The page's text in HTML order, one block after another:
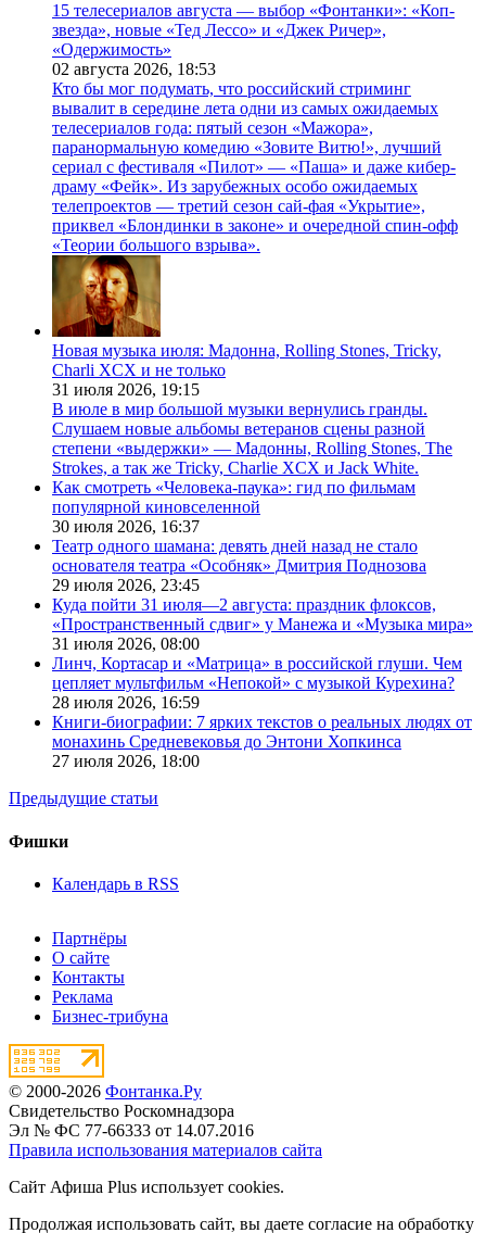
15 телесериалов августа — выбор «Фонтанки»: «Коп-
звезда», новые «Тед Лессо» и «Джек Ричер»,
«Одержимость»
02 августа 2026, 18:53
Кто бы мог подумать, что российский стриминг
вывалит в середине лета одни из самых ожидаемых
телесериалов года: пятый сезон «Мажора»,
паранормальную комедию «Зовите Витю!», лучший
сериал с фестиваля «Пилот» — «Паша» и даже кибер-
драму «Фейк». Из зарубежных особо ожидаемых
телепроектов — третий сезон сай-фая «Укрытие»,
приквел «Блондинки в законе» и очередной спин-офф
«Теории большого взрыва».
Новая музыка июля: Мадонна, Rolling Stones, Tricky,
Charli XCX и не только
31 июля 2026, 19:15
В июле в мир большой музыки вернулись гранды.
Слушаем новые альбомы ветеранов сцены разной
степени «выдержки» — Мадонны, Rolling Stones, The
Strokes, а так же Tricky, Charlie XCX и Jack White.
Как смотреть «Человека-паука»: гид по фильмам
популярной киновселенной
30 июля 2026, 16:37
Театр одного шамана: девять дней назад не стало
основателя театра «Особняк» Дмитрия Поднозова
29 июля 2026, 23:45
Куда пойти 31 июля—2 августа: праздник флоксов,
«Пространственный сдвиг» у Манежа и «Музыка мира»
31 июля 2026, 08:00
Линч, Кортасар и «Матрица» в российской глуши. Чем
цепляет мультфильм «Непокой» с музыкой Курехина?
28 июля 2026, 16:59
Книги-биографии: 7 ярких текстов о реальных людях от
монахинь Средневековья до Энтони Хопкинса
27 июля 2026, 18:00
Предыдущие статьи
Фишки
Календарь в RSS
Партнёры
О сайте
Контакты
Реклама
Бизнес-трибуна
© 2000-2026 Фонтанка.Ру
Свидетельство Роскомнадзора
Эл № ФС 77-66333 от 14.07.2016
Правила использования материалов сайта
Сайт Афиша Plus использует cookies.
Продолжая использовать сайт, вы даете согласие на обработку